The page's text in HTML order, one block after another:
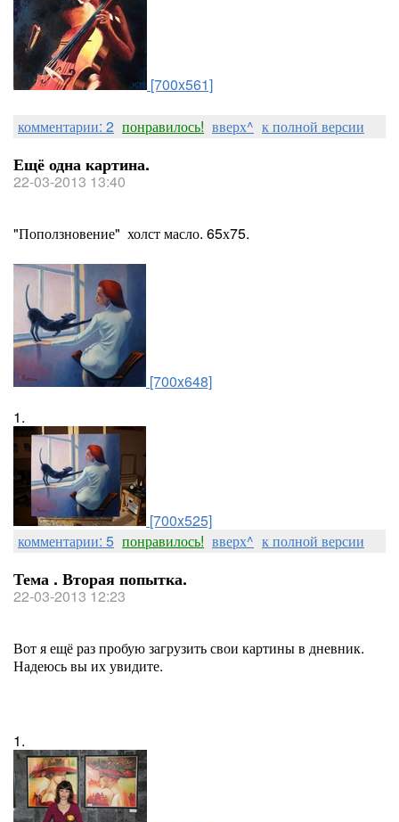
[700x561]
комментарии: 2 понравилось! вверх^ к полной версии
Ещё одна картина.
22-03-2013 13:40
"Поползновение" холст масло. 65х75.
[700x648]
1.
[700x525]
комментарии: 5 понравилось! вверх^ к полной версии
Тема . Вторая попытка.
22-03-2013 12:23
Вот я ещё раз пробую загрузить свои картины в дневник.
Надеюсь вы их увидите.
1.